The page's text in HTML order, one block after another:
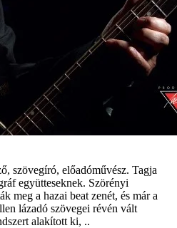
szövegíró, előadóművész. Tagja
együtteseknek. Szörényi
meg a hazai beat zenét, és már a
lázadó szövegei révén vált
alakított ki, ..